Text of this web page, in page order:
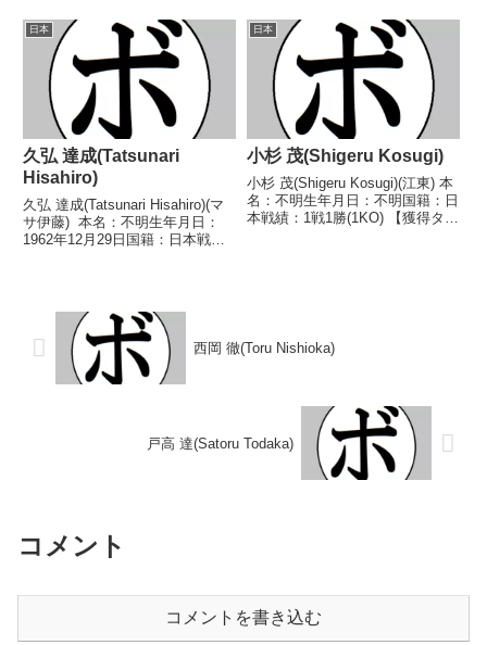
トル】1991年度西部日本スーパ
ーフライ級新人王【戦歴】
1991/07/13 ○1RKO...
2017/09/01 ○4R判定 3-0(40-
35、40-35、40-3...
日本
久弘 達成(Tatsunari
Hisahiro)
久弘 達成(Tatsunari Hisahiro)(マ
サ伊藤) 本名：不明生年月日：
1962年12月29日国籍：日本戦
日本フェザー級...
日本
小杉 茂(Shigeru Kosugi)
小杉 茂(Shigeru Kosugi)(江東) 本
名：不明生年月日：不明国籍：日
本戦績：1戦1勝(1KO) 【獲得タイ
西岡 徹(Toru Nishioka)
戸高 達(Satoru Todaka)
コメント
コメントを書き込む